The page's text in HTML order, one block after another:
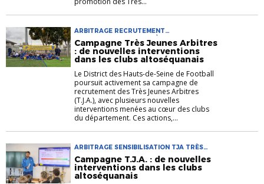
ARBITRAGE RECRUTEMENT
SENSIBILISATION TJA TRÈS JEUNES
ARBITRES
Campagne Très Jeunes Arbitres
: de nouvelles interventions
dans les clubs altoséquanais
Le District des Hauts-de-Seine de Football
poursuit activement sa campagne de
recrutement des Très Jeunes Arbitres
(T.J.A.), avec plusieurs nouvelles
interventions menées au cœur des clubs
du département. Ces actions,...
ARBITRAGE SENSIBILISATION TJA TRÈS
JEUNES ARBITRES
Campagne T.J.A. : de nouvelles
interventions dans les clubs
altoséquanais